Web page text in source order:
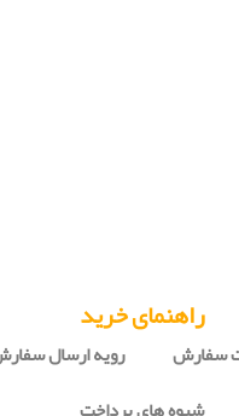
راهنمای خرید
سفارش
رویه ارسال